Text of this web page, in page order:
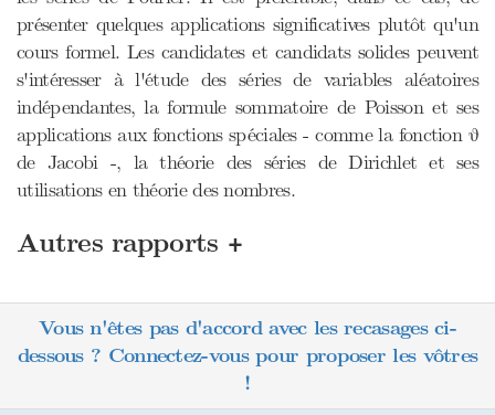
présenter quelques applications significatives plutôt qu'un
cours formel. Les candidates et candidats solides peuvent
s'intéresser à l'étude des séries de variables aléatoires
indépendantes, la formule sommatoire de Poisson et ses
applications aux fonctions spéciales - comme la fonction θ
de Jacobi -, la théorie des séries de Dirichlet et ses
utilisations en théorie des nombres.
Autres rapports +
Vous n'êtes pas d'accord avec les recasages ci-
dessous ? Connectez-vous pour proposer les vôtres
!